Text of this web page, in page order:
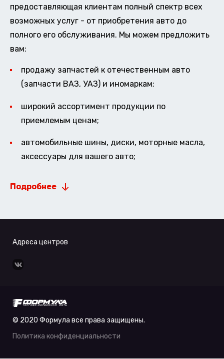
предоставляющая клиентам полный спектр всех
возможных услуг - от приобретения авто до
полного его обслуживания. Мы можем предложить
вам:
продажу запчастей к отечественным авто
(запчасти ВАЗ, УАЗ) и иномаркам;
широкий ассортимент продукции по
приемлемым ценам;
автомобильные шины, диски, моторные масла,
аксессуары для вашего авто;
Подробнее
Адреса центров
© 2020 Формула все права защищены.
Политика конфиденциальности